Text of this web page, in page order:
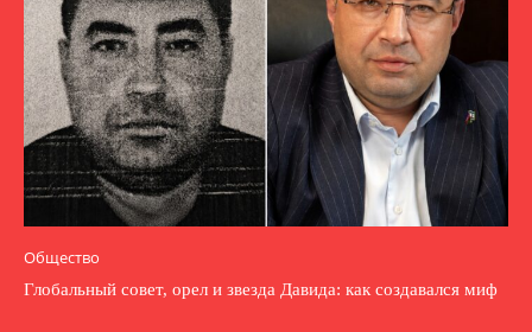
Общество
Глобальный совет, орел и звезда Давида: как создавался миф